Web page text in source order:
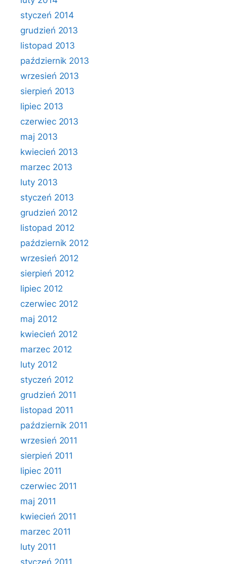
styczeń 2014
grudzień 2013
listopad 2013
październik 2013
wrzesień 2013
sierpień 2013
lipiec 2013
czerwiec 2013
maj 2013
kwiecień 2013
marzec 2013
luty 2013
styczeń 2013
grudzień 2012
listopad 2012
październik 2012
wrzesień 2012
sierpień 2012
lipiec 2012
czerwiec 2012
maj 2012
kwiecień 2012
marzec 2012
luty 2012
styczeń 2012
grudzień 2011
listopad 2011
październik 2011
wrzesień 2011
sierpień 2011
lipiec 2011
czerwiec 2011
maj 2011
kwiecień 2011
marzec 2011
luty 2011
styczeń 2011